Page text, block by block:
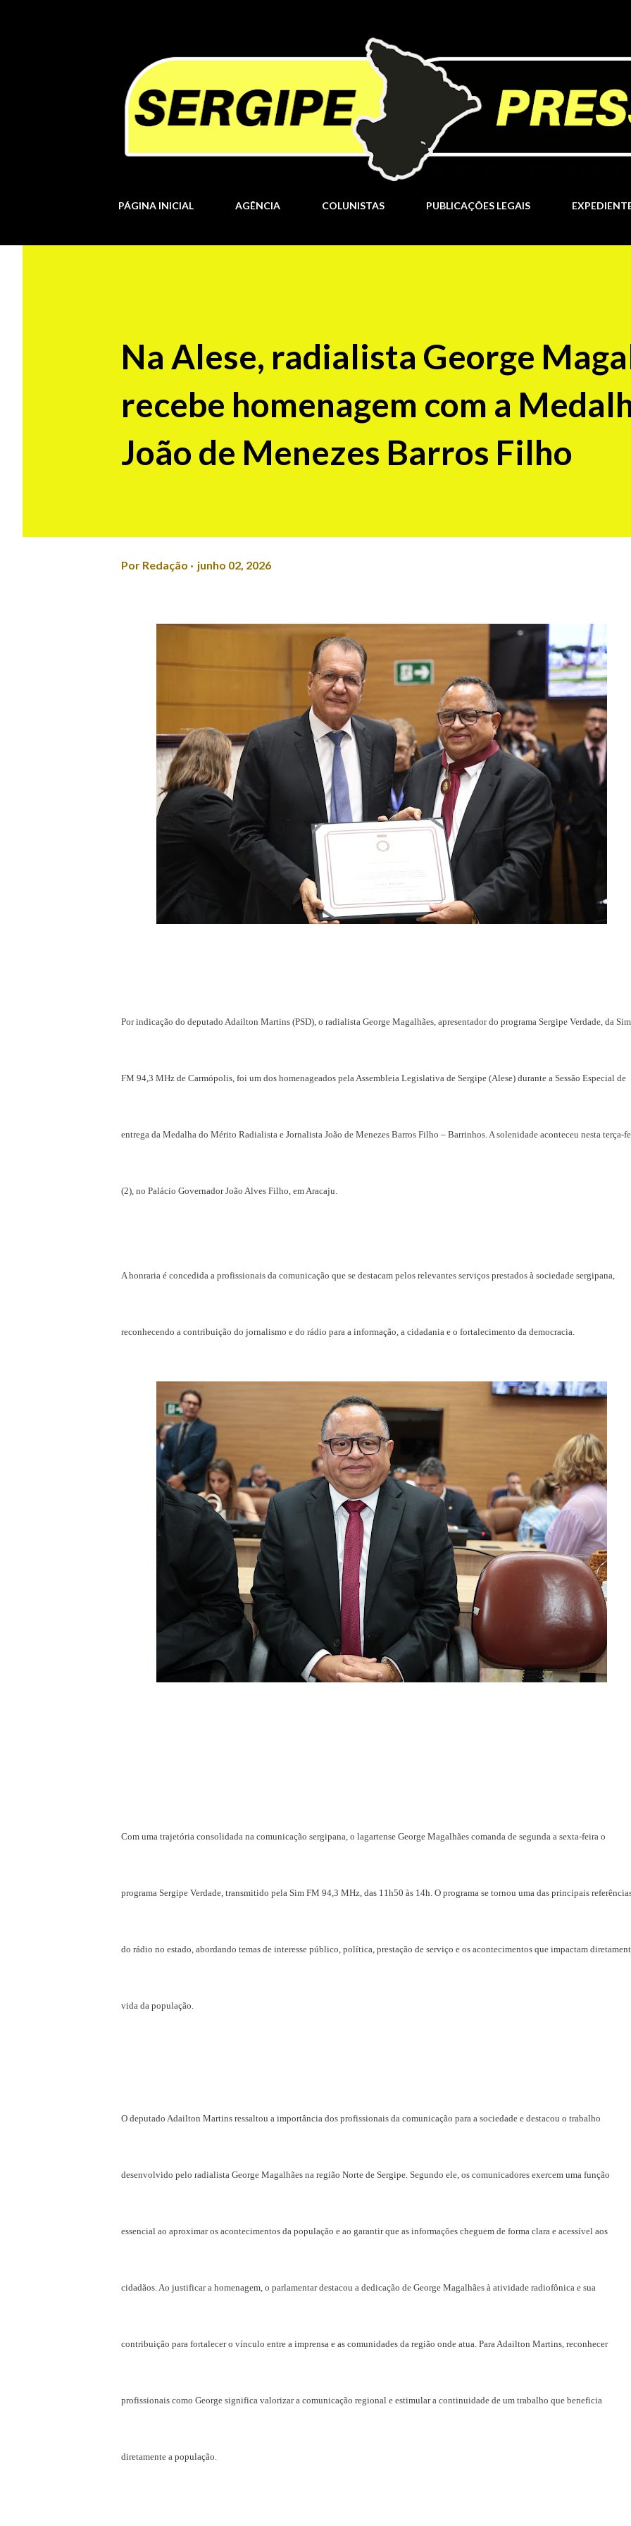
PÁGINA INICIAL AGÊNCIA COLUNISTAS PUBLICAÇÕES LEGAIS
Na Alese, radialista George
recebe homenagem com a
João de Menezes Barros Filho
Por Redação junho 02, 2026
Por indicação do deputado Adailton Martins (PSD), o radialista George Magalhães, apresentador do programa Sergipe Verdade, da Sim
FM 94,3 MHz de Carmópolis, foi um dos homenageados pela Assembleia Legislativa de Sergipe (Alese) durante a Sessão Especial de
entrega da Medalha do Mérito Radialista e Jornalista João de Menezes Barros Filho – Barrinhos. A solenidade aconteceu nesta terça-
(2), no Palácio Governador João Alves Filho, em Aracaju.
A honraria é concedida a profissionais da comunicação que se destacam pelos relevantes serviços prestados à sociedade sergipana,
reconhecendo a contribuição do jornalismo e do rádio para a informação, a cidadania e o fortalecimento da democracia.
Com uma trajetória consolidada na comunicação sergipana, o lagartense George Magalhães comanda de segunda a sexta-feira o
programa Sergipe Verdade, transmitido pela Sim FM 94,3 MHz, das 11h50 às 14h. O programa se tornou uma das principais
do rádio no estado, abordando temas de interesse público, política, prestação de serviço e os acontecimentos que impactam
vida da população.
O deputado Adailton Martins ressaltou a importância dos profissionais da comunicação para a sociedade e destacou o trabalho
desenvolvido pelo radialista George Magalhães na região Norte de Sergipe. Segundo ele, os comunicadores exercem uma função
essencial ao aproximar os acontecimentos da população e ao garantir que as informações cheguem de forma clara e acessível aos
cidadãos. Ao justificar a homenagem, o parlamentar destacou a dedicação de George Magalhães à atividade radiofônica e sua
contribuição para fortalecer o vínculo entre a imprensa e as comunidades da região onde atua. Para Adailton Martins, reconhecer
profissionais como George significa valorizar a comunicação regional e estimular a continuidade de um trabalho que beneficia
diretamente a população.